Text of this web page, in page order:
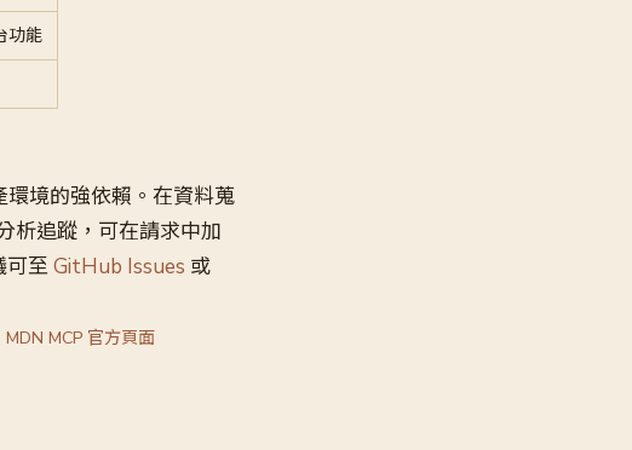
功能
環境的強依賴。在資料蒐
析追蹤，可在請求中加
可至 GitHub Issues 或
MDN MCP 官方頁面